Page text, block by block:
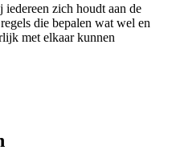
iedereen zich houdt aan de
die bepalen wat wel en
met elkaar kunnen